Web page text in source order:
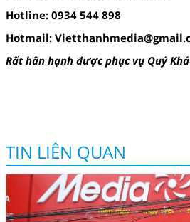
Hotline: 0934 544 898
Hotmail:
Rất hân hạnh được phục vụ Quý
TIN LIÊN QUAN